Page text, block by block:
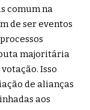
comum na
de ser eventos
majoritária
Isso
de alianças
aos